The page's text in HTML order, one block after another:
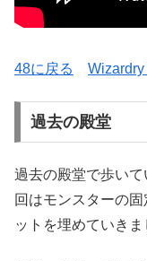
48に戻る
過去の殿堂
過去の殿堂で歩い
回はモンスターの
ットを埋めていきま